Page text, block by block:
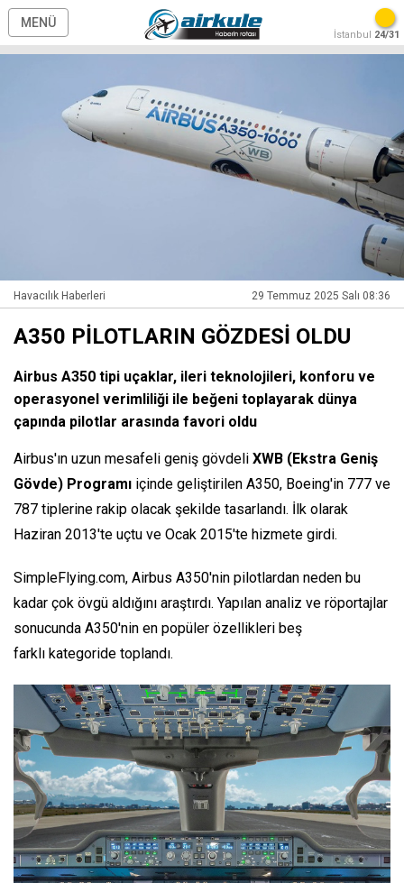
MENÜ
İstanbul 24/31
Havacılık Haberleri 29 Temmuz 2025 Salı 08:36
A350 PİLOTLARIN GÖZDESİ OLDU
Airbus A350 tipi uçaklar, ileri teknolojileri, konforu ve
operasyonel verimliliği ile beğeni toplayarak dünya
çapında pilotlar arasında favori oldu
Airbus'ın uzun mesafeli geniş gövdeli XWB (Ekstra Geniş
Gövde) Programı içinde geliştirilen A350, Boeing'in 777 ve
787 tiplerine rakip olacak şekilde tasarlandı. İlk olarak
Haziran 2013'te uçtu ve Ocak 2015'te hizmete girdi.
SimpleFlying.com, Airbus A350'nin pilotlardan neden bu
kadar çok övgü aldığını araştırdı. Yapılan analiz ve röportajlar
sonucunda A350'nin en popüler özellikleri beş
farklı kategoride toplandı.